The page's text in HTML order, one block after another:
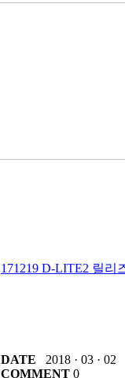
171219 D-LITE2 릴리
DATE 2018 · 03 · 02
COMMENT 0